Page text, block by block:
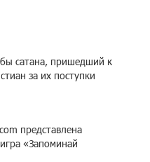
сатана, пришедший к
за их поступки
представлена
«Запоминай